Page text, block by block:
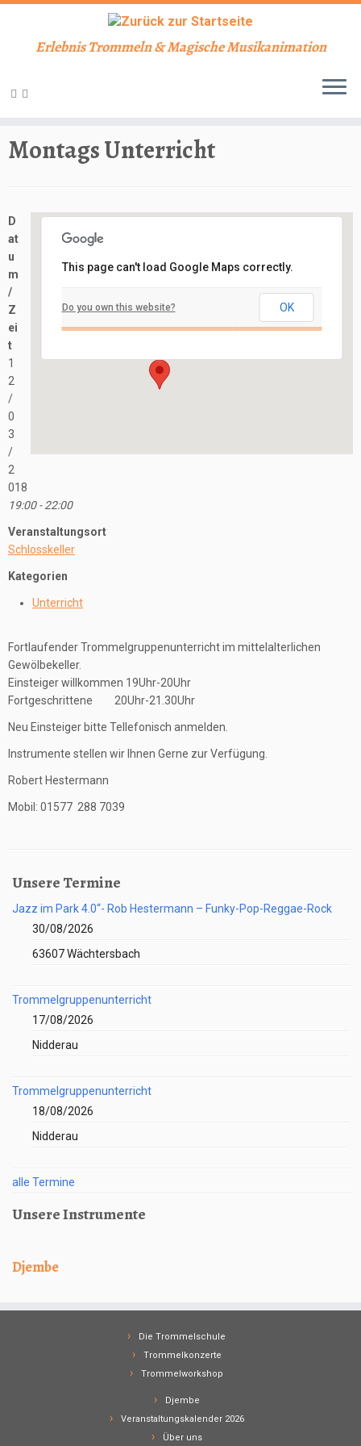
Zum
Erlebnis Trommeln & Magische Musikanimation
Montags Unterricht
Veranstaltungen
This page can't load Google Maps correctly.
Do you own this website? OK
D
at
u
m
/
Z
ei
t
1
2
/
0
3
/
2
018
19:00 - 22:00
Veranstaltungsort
Schlosskeller
Kategorien
Unterricht
Fortlaufender Trommelgruppenunterricht im mittelalterlichen
Gewölbekeller.
Einsteiger willkommen 19Uhr-20Uhr
Fortgeschrittene 20Uhr-21.30Uhr
Neu Einsteiger bitte Tellefonisch anmelden.
Instrumente stellen wir Ihnen Gerne zur Verfügung.
Robert Hestermann
Mobil: 01577 288 7039
Unsere Termine
Jazz im Park 4.0“- Rob Hestermann – Funky-Pop-Reggae-Rock
30/08/2026
63607 Wächtersbach
Trommelgruppenunterricht
17/08/2026
Nidderau
Trommelgruppenunterricht
18/08/2026
Nidderau
alle Termine
Unsere Instrumente
Djembe
Die Trommelschule
Trommelkonzerte
Trommelworkshop
Djembe
Veranstaltungskalender 2026
Über uns